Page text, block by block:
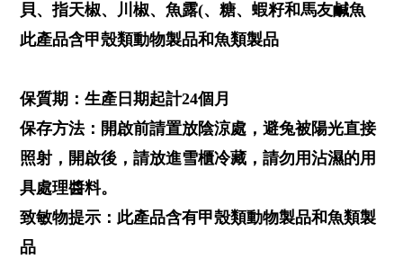
貝、指天椒、川椒、魚露(、糖、蝦籽和馬友鹹魚
此產品含甲殼類動物製品和魚類製品
保質期：生產日期起計24個月
保存方法：開啟前請置放陰涼處，避兔被陽光直接
照射，開啟後，請放進雪櫃冷藏，請勿用沾濕的用
具處理醬料。
致敏物提示：此產品含有甲殼類動物製品和魚類製
品